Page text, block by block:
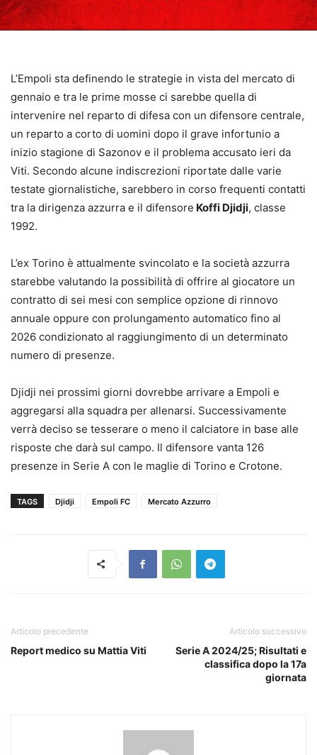
L’Empoli sta definendo le strategie in vista del mercato di
gennaio e tra le prime mosse ci sarebbe quella di
intervenire nel reparto di difesa con un difensore centrale,
un reparto a corto di uomini dopo il grave infortunio a
inizio stagione di Sazonov e il problema accusato ieri da
Viti. Secondo alcune indiscrezioni riportate dalle varie
testate giornalistiche, sarebbero in corso frequenti contatti
tra la dirigenza azzurra e il difensore Koffi Djidji, classe
1992.
L’ex Torino è attualmente svincolato e la società azzurra
starebbe valutando la possibilità di offrire al giocatore un
contratto di sei mesi con semplice opzione di rinnovo
annuale oppure con prolungamento automatico fino al
2026 condizionato al raggiungimento di un determinato
numero di presenze.
Djidji nei prossimi giorni dovrebbe arrivare a Empoli e
aggregarsi alla squadra per allenarsi. Successivamente
verrà deciso se tesserare o meno il calciatore in base alle
risposte che darà sul campo. Il difensore vanta 126
presenze in Serie A con le maglie di Torino e Crotone.
TAGS Djidji Empoli FC Mercato Azzurro
Articolo precedente
Report medico su Mattia Viti
Articolo successivo
Serie A 2024/25; Risultati e
classifica dopo la 17a
giornata